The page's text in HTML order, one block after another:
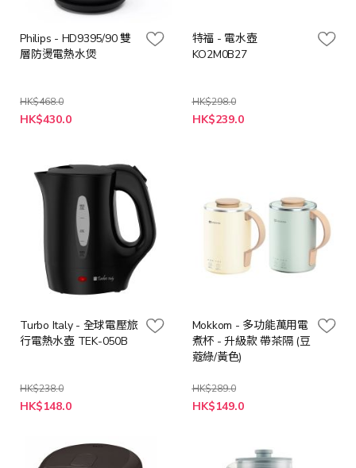
Philips - HD9395/90 雙
層防燙電熱水煲
HK$468.0
特
殊
HK$430.0
特福 - 電水壺
KO2M0B27
HK$298.0
特
殊
HK$239.0
Turbo Italy - 全球電壓旅
行電熱水壺 TEK-050B
HK$238.0
特
殊
HK$148.0
Mokkom - 多功能萬用電
煮杯 - 升級款 帶茶隔 (豆
蔻綠/黃色)
HK$289.0
HK$149.0